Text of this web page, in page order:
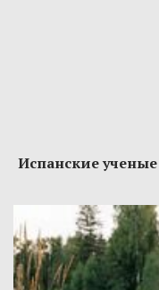
Испанские